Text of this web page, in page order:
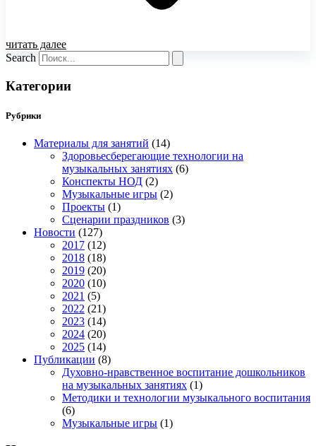
читать далее
Search
Категории
Рубрики
Материалы для занятий (14)
Здоровьесберегающие технологии на
музыкальных занятиях (6)
Конспекты НОД (2)
Музыкальные игры (2)
Проекты (1)
Сценарии праздников (3)
Новости (127)
2017 (12)
2018 (18)
2019 (20)
2020 (10)
2021 (5)
2022 (21)
2023 (14)
2024 (20)
2025 (14)
Публикации (8)
Духовно-нравственное воспитание дошкольников
на музыкальных занятиях (1)
Методики и технологии музыкального воспитания
(6)
Музыкальные игры (1)